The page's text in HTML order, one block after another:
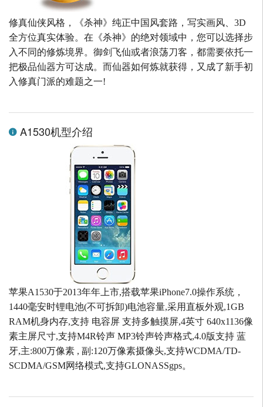
修真仙侠风格，《杀神》纯正中国风套路，写实画风、3D
全方位真实体验。在《杀神》的绝对领域中，您可以选择步
入不同的修炼境界。御剑飞仙或者浪荡刀客，都需要依托一
把极品仙器方可达成。而仙器如何炼就获得，又成了新手初
入修真门派的难题之一!
A1530机型介绍
苹果A1530于2013年年上市,搭载苹果iPhone7.0操作系统，
1440毫安时锂电池(不可拆卸)电池容量,采用直板外观,1GB
RAM机身内存,支持 电容屏 支持多触摸屏,4英寸 640x1136像
素主屏尺寸,支持M4R铃声 MP3铃声铃声格式,4.0版支持 蓝
牙,主:800万像素 , 副:120万像素摄像头,支持WCDMA/TD-
SCDMA/GSM网络模式,支持GLONASSgps。